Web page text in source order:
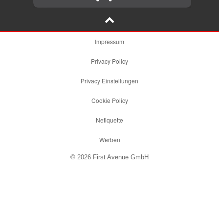
Impressum
Privacy Policy
Privacy Einstellungen
Cookie Policy
Netiquette
Werben
© 2026 First Avenue GmbH